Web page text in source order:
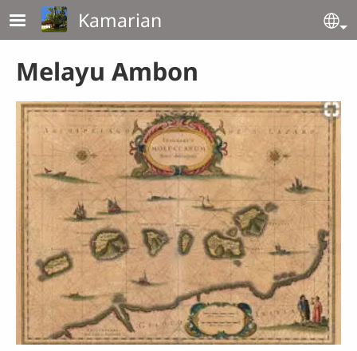
Lompat ke isi utama
Kamarian
Melayu Ambon